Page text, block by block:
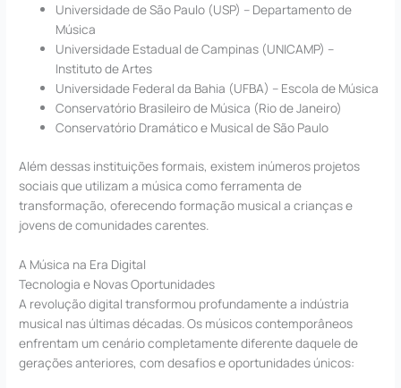
Universidade de São Paulo (USP) – Departamento de
Música
Universidade Estadual de Campinas (UNICAMP) –
Instituto de Artes
Universidade Federal da Bahia (UFBA) – Escola de Música
Conservatório Brasileiro de Música (Rio de Janeiro)
Conservatório Dramático e Musical de São Paulo
Além dessas instituições formais, existem inúmeros projetos
sociais que utilizam a música como ferramenta de
transformação, oferecendo formação musical a crianças e
jovens de comunidades carentes.
A Música na Era Digital
Tecnologia e Novas Oportunidades
A revolução digital transformou profundamente a indústria
musical nas últimas décadas. Os músicos contemporâneos
enfrentam um cenário completamente diferente daquele de
gerações anteriores, com desafios e oportunidades únicos: